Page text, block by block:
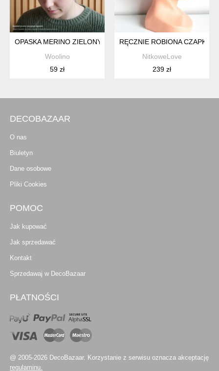
OPASKA MERINO ZIELONY WIOSENNY – NATURALNA,
Woolino
59 zł
RĘCZNIE ROBIONA CZAPKA
NitkoweLove
239 zł
DECOBAZAAR
O nas
Biuletyn
Dane osobowe
Pliki Cookies
POMOC
Jak kupować
Jak sprzedawać
Kontakt
Sprzedawaj w DecoBazaar
PŁATNOŚCI
@ 2005-2026 DecoBazaar. Korzystanie z serwisu oznacza akceptację
regulaminu.